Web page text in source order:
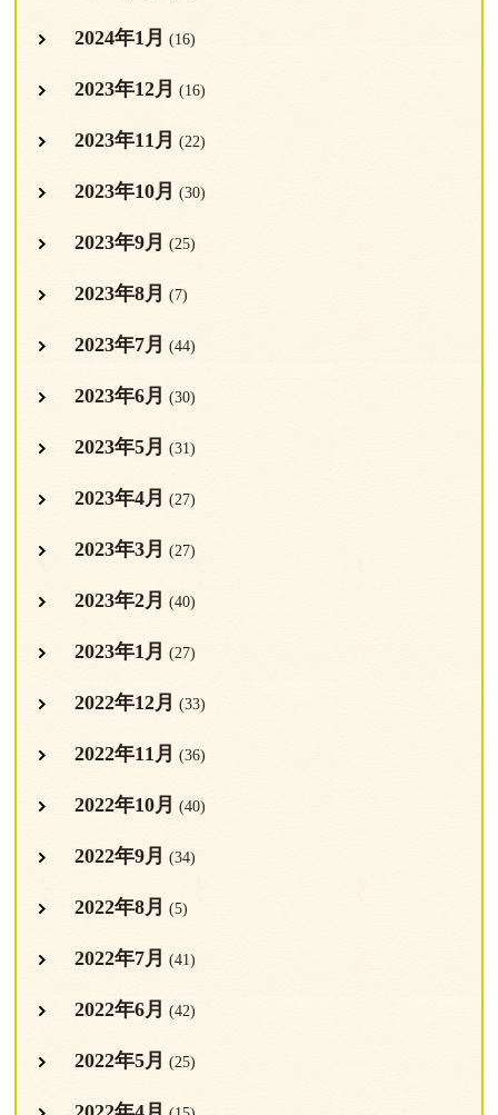
2024年1月 (16)
2023年12月 (16)
2023年11月 (22)
2023年10月 (30)
2023年9月 (25)
2023年8月 (7)
2023年7月 (44)
2023年6月 (30)
2023年5月 (31)
2023年4月 (27)
2023年3月 (27)
2023年2月 (40)
2023年1月 (27)
2022年12月 (33)
2022年11月 (36)
2022年10月 (40)
2022年9月 (34)
2022年8月 (5)
2022年7月 (41)
2022年6月 (42)
2022年5月 (25)